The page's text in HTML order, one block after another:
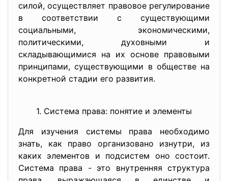
силой, осуществляет правовое регулирование
в соответствии с существующими
социальными, экономическими,
политическими, духовными и
складывающимися на их основе правовыми
принципами, существующими в обществе на
конкретной стадии его развития.
1. Система права: понятие и элементы
Для изучения системы права необходимо
знать, как право организовано изнутри, из
каких элементов и подсистем оно состоит.
Система права - это внутренняя структура